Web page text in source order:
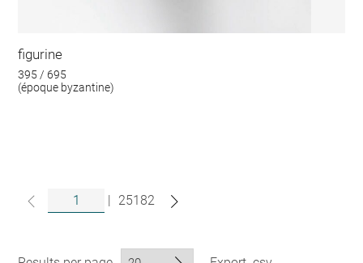
figurine
395 / 695
(époque byzantine)
| 25182